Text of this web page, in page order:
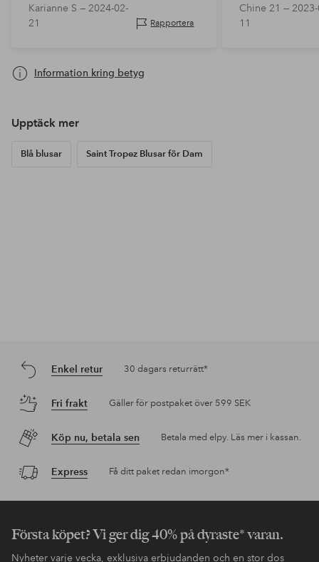
Karianne S — 2024-02-
21
Rapportera
Chine 21 —
11
Information kring betyg
Upptäck mer
Blå blusar Saint Tropez Blusar för Dam
Enkel retur 30 dagars returrätt*
Fri frakt Gäller för postpaket över 599 SEK
Köp nu, betala sen Betala med elpy. Läs mer i kassan.
Express Få ditt paket redan imorgon*
Första köpet? Vi ger dig 40% på dyraste* varan.
Nyheter varje vecka, exklusiva erbjudanden och en stor dos